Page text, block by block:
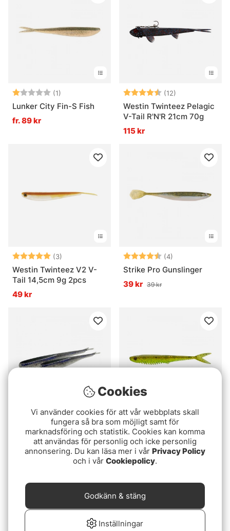
Betyg: (1)
1.0 utav 5 stjärnor
Lunker City Fin-S Fish
fr. 89 kr
Betyg: (12)
Westin Twinteez Pelagic
V-Tail R'N'R 21cm 70g
115 kr
Betyg: (3)
5.0 utav 5 stjärnor
Westin Twinteez V2 V-
Tail 14,5cm 9g 2pcs
49 kr
Betyg: (4)
Strike Pro Gunslinger
39 kr 39 kr
(4)5.0 utav 5 stjärnor
Savage Gear Monster
Gunki Pacemaker
59 kr
Cookies
Vi använder cookies för att vår webbplats skall
fungera så bra som möjligt samt för
marknadsföring och statistik. Cookies kan komma
att användas för personlig och icke personlig
annonsering. Du kan läsa mer i vår Privacy Policy
och i vår Cookiepolicy.
Inställningar
Godkänn & stäng